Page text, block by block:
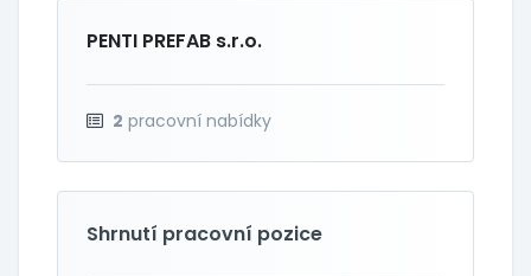
PENTI PREFAB s.r.o.
2 pracovní nabídky
Shrnutí pracovní pozice